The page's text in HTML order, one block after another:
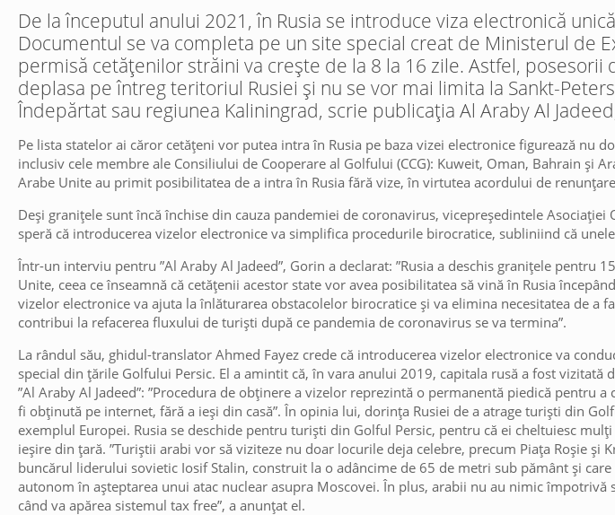
De la începutul anului 2021, în Rusia se introduce viza electronică
Documentul se va completa pe un site special creat de Ministerul de
permisă cetățenilor străini va crește de la 8 la 16 zile. Astfel, posesorii
deplasa pe întreg teritoriul Rusiei și nu se vor mai limita la Sankt-
Îndepărtat sau regiunea Kaliningrad, scrie publicația Al Araby Al
Pe lista statelor ai căror cetățeni vor putea intra în Rusia pe baza vizei electronice figurează nu
inclusiv cele membre ale Consiliului de Cooperare al Golfului (CCG): Kuweit, Oman, Bahrain și
Arabe Unite au primit posibilitatea de a intra în Rusia fără vize, în virtutea acordului de
Deși granițele sunt încă închise din cauza pandemiei de coronavirus, vicepreședintele
speră că introducerea vizelor electronice va simplifica procedurile birocratice, subliniind că
Într-un interviu pentru ”Al Araby Al Jadeed”, Gorin a declarat: ”Rusia a deschis granițele pentru
Unite, ceea ce înseamnă că cetățenii acestor state vor avea posibilitatea să vină în Rusia
vizelor electronice va ajuta la înlăturarea obstacolelor birocratice și va elimina necesitatea de a
contribui la refacerea fluxului de turiști după ce pandemia de coronavirus se va termina”.
La rândul său, ghidul-translator Ahmed Fayez crede că introducerea vizelor electronice va
special din țările Golfului Persic. El a amintit că, în vara anului 2019, capitala rusă a fost vizitată
”Al Araby Al Jadeed”: ”Procedura de obținere a vizelor reprezintă o permanentă piedică pentru
fi obținută pe internet, fără a ieși din casă”. În opinia lui, dorința Rusiei de a atrage turiști din
exemplul Europei. Rusia se deschide pentru turiști din Golful Persic, pentru că ei cheltuiesc
ieșire din țară. ”Turiștii arabi vor să viziteze nu doar locurile deja celebre, precum Piața Roșie și
buncărul liderului sovietic Iosif Stalin, construit la o adâncime de 65 de metri sub pământ și
autonom în așteptarea unui atac nuclear asupra Moscovei. În plus, arabii nu au nimic împotrivă
când va apărea sistemul tax free”, a anunțat el.